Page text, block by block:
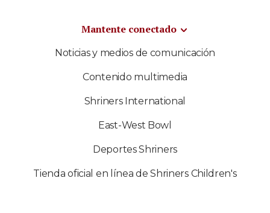
Mantente conectado
Noticias y medios de comunicación
Contenido multimedia
Shriners International
East-West Bowl
Deportes Shriners
Tienda oficial en línea de Shriners Children's